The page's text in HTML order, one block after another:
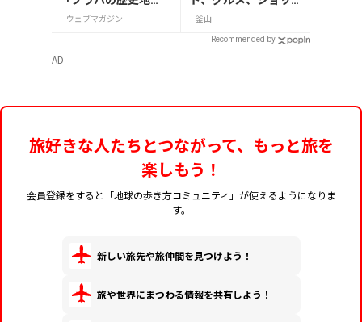
区」を流れる川の名
ウェブマガジン
ングを満喫
釜山
Recommended by
AD
旅好きな人たちとつながって、もっと旅を
楽しもう！
会員登録をすると「地球の歩き方コミュニティ」が使えるようになりま
す。
新しい旅先や旅仲間を見つけよう！
旅や世界にまつわる情報を共有しよう！